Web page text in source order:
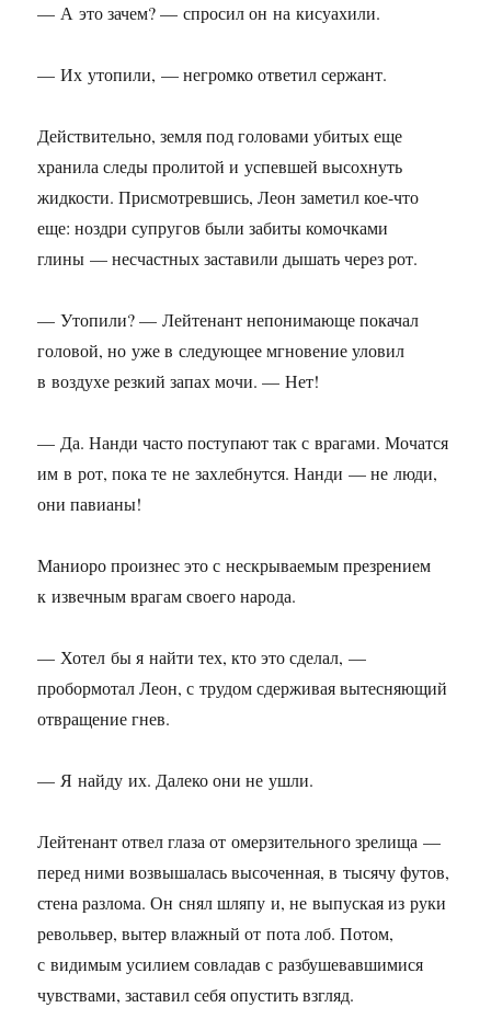
— А это зачем? — спросил он на кисуахили.
— Их утопили, — негромко ответил сержант.
Действительно, земля под головами убитых еще
хранила следы пролитой и успевшей высохнуть
жидкости. Присмотревшись, Леон заметил кое-что
еще: ноздри супругов были забиты комочками
глины — несчастных заставили дышать через рот.
— Утопили? — Лейтенант непонимающе покачал
головой, но уже в следующее мгновение уловил
в воздухе резкий запах мочи. — Нет!
— Да. Нанди часто поступают так с врагами. Мочатся
им в рот, пока те не захлебнутся. Нанди — не люди,
они павианы!
Маниоро произнес это с нескрываемым презрением
к извечным врагам своего народа.
— Хотел бы я найти тех, кто это сделал, —
пробормотал Леон, с трудом сдерживая вытесняющий
отвращение гнев.
— Я найду их. Далеко они не ушли.
Лейтенант отвел глаза от омерзительного зрелища —
перед ними возвышалась высоченная, в тысячу футов,
стена разлома. Он снял шляпу и, не выпуская из руки
револьвер, вытер влажный от пота лоб. Потом,
с видимым усилием совладав с разбушевавшимися
чувствами, заставил себя опустить взгляд.